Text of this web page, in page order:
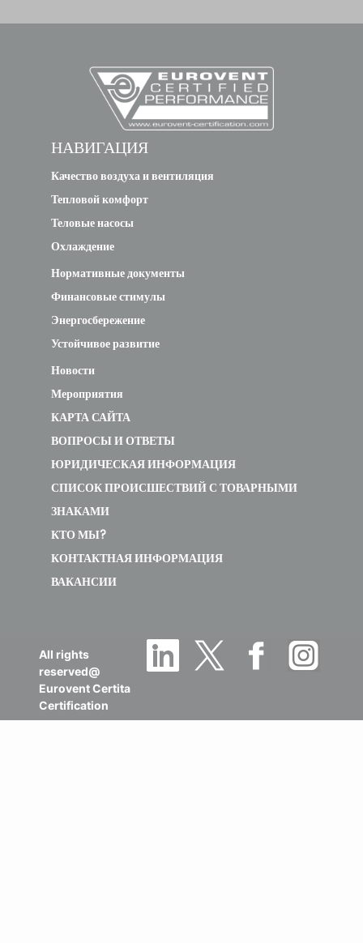
НАВИГАЦИЯ
Качество воздуха и вентиляция
Тепловой комфорт
Теловые насосы
Охлаждение
Нормативные документы
Финансовые стимулы
Энергосбережение
Устойчивое развитие
Новости
Мероприятия
КАРТА САЙТА
ВОПРОСЫ И ОТВЕТЫ
ЮРИДИЧЕСКАЯ ИНФОРМАЦИЯ
СПИСОК ПРОИСШЕСТВИЙ С ТОВАРНЫМИ
ЗНАКАМИ
КТО МЫ?
КОНТАКТНАЯ ИНФОРМАЦИЯ
ВАКАНСИИ
All rights
reserved@
Eurovent Certita
Certification